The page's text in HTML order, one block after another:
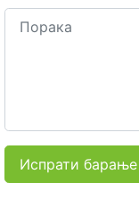
Испрати барање